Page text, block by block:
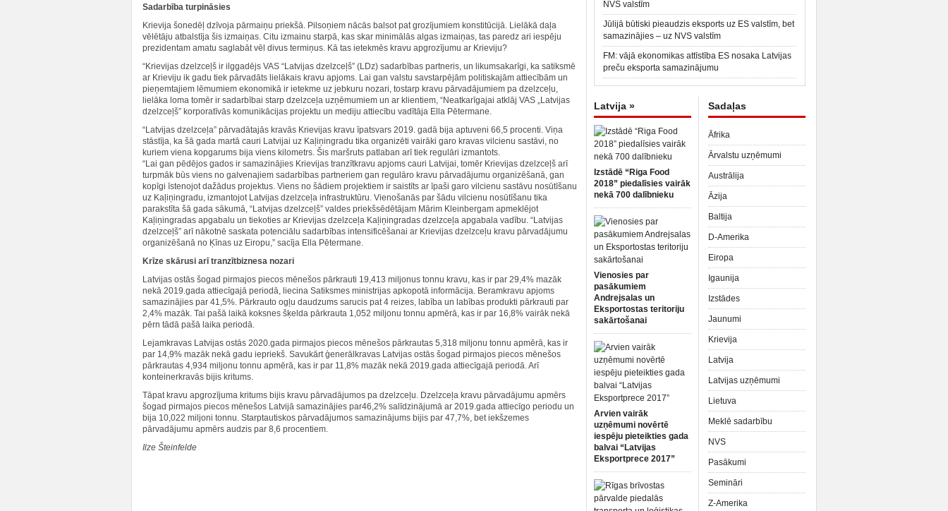
Sadarbība turpināsies
Krievija šonedēļ dzīvoja pārmaiņu priekšā. Pilsoņiem nācās balsot pat grozījumiem konstitūcijā. Lielākā daļa
vēlētāju atbalstīja šis izmaiņas. Citu izmainu starpā, kas skar minimālās algas izmaiņas, tas paredz ari iespēju
prezidentam amatu saglabāt vēl divus termiņus. Kā tas ietekmēs kravu apgrozījumu ar Krieviju?
“Krievijas dzelzceļš ir ilggadējs VAS “Latvijas dzelzceļš” (LDz) sadarbības partneris, un likumsakarīgi, ka satiksmē
ar Krieviju ik gadu tiek pārvadāts lielākais kravu apjoms. Lai gan valstu savstarpējām politiskajām attiecībām un
pieņemtajiem lēmumiem ekonomikā ir ietekme uz jebkuru nozari, tostarp kravu pārvadājumiem pa dzelzceļu,
lielāka loma tomēr ir sadarbībai starp dzelzceļa uzņēmumiem un ar klientiem, “Neatkarīgajai atklāj VAS „Latvijas
dzelzceļš” korporatīvās komunikācijas projektu un mediju attiecību vadītāja Ella Pētermane.
“Latvijas dzelzceļa” pārvadātajās kravās Krievijas kravu īpatsvars 2019. gadā bija aptuveni 66,5 procenti. Viņa
stāstīja, ka šā gada martā cauri Latvijai uz Kaļiņingradu tika organizēti vairāki garo kravas vilcienu sastāvi, no
kuriem viena kopgarums bija viens kilometrs. Šis maršruts patlaban arī tiek regulāri izmantots.
“Lai gan pēdējos gados ir samazinājies Krievijas tranzītkravu apjoms cauri Latvijai, tomēr Krievijas dzelzceļš arī
turpmāk būs viens no galvenajiem sadarbības partneriem gan regulāro kravu pārvadājumu organizēšanā, gan
kopīgi īstenojot dažādus projektus. Viens no šādiem projektiem ir saistīts ar īpaši garo vilcienu sastāvu nosūtīšanu
uz Kaļiņingradu, izmantojot Latvijas dzelzceļa infrastruktūru. Vienošanās par šādu vilcienu nosūtīšanu tika
parakstīta šā gada sākumā, “Latvijas dzelzceļš” valdes priekšsēdētājam Mārim Kleinbergam apmeklējot
Kaļiņingradas apgabalu un tiekoties ar Krievijas dzelzceļa Kaļiņingradas dzelzceļa apgabala vadību. “Latvijas
dzelzceļš” arī nākotnē saskata potenciālu sadarbības intensificēšanai ar Krievijas dzelzceļu kravu pārvadājumu
organizēšanā no Ķīnas uz Eiropu,” sacīja Ella Pētermane.
Krīze skārusi arī tranzītbiznesa nozari
Latvijas ostās šogad pirmajos piecos mēnešos pārkrauti 19,413 miljonus tonnu kravu, kas ir par 29,4% mazāk
nekā 2019.gada attiecīgajā periodā, liecina Satiksmes ministrijas apkopotā informācija. Beramkravu apjoms
samazinājies par 41,5%. Pārkrauto ogļu daudzums sarucis pat 4 reizes, labība un labības produkti pārkrauti par
2,4% mazāk. Tai pašā laikā koksnes šķelda pārkrauta 1,052 miljonu tonnu apmērā, kas ir par 16,8% vairāk nekā
pērn tādā pašā laika periodā.
Lejamkravas Latvijas ostās 2020.gada pirmajos piecos mēnešos pārkrautas 5,318 miljonu tonnu apmērā, kas ir
par 14,9% mazāk nekā gadu iepriekš. Savukārt ģenerālkravas Latvijas ostās šogad pirmajos piecos mēnešos
pārkrautas 4,934 miljonu tonnu apmērā, kas ir par 11,8% mazāk nekā 2019.gada attiecīgajā periodā. Arī
konteinerkravās bijis kritums.
Tāpat kravu apgrozījuma kritums bijis kravu pārvadājumos pa dzelzceļu. Dzelzceļa kravu pārvadājumu apmērs
šogad pirmajos piecos mēnešos Latvijā samazinājies par46,2% salīdzinājumā ar 2019.gada attiecīgo periodu un
bija 10,022 miljoni tonnu. Starptautiskos pārvadājumos samazinājums bijis par 47,7%, bet iekšzemes
pārvadājumu apmērs audzis par 8,6 procentiem.
Ilze Šteinfelde
NVS valstīm
Jūlijā būtiski pieaudzis eksports uz ES valstīm, bet
samazinājies – uz NVS valstīm
FM: vājā ekonomikas attīstība ES nosaka Latvijas
preču eksporta samazinājumu
Latvija »
Izstādē “Riga Food
2018” piedalīsies vairāk
nekā 700 dalībnieku
Vienosies par
pasākumiem
Andrejsalas un
Eksportostas teritoriju
sakārtošanai
Arvien vairāk
uzņēmumi novērtē
iespēju pieteikties gada
balvai “Latvijas
Eksportprece 2017”
Sadaļas
Āfrika
Ārvalstu uzņēmumi
Austrālija
Āzija
Baltija
D-Amerika
Eiropa
Igaunija
Izstādes
Jaunumi
Krievija
Latvija
Latvijas uzņēmumi
Lietuva
Meklē sadarbību
NVS
Pasākumi
Semināri
Z-Amerika